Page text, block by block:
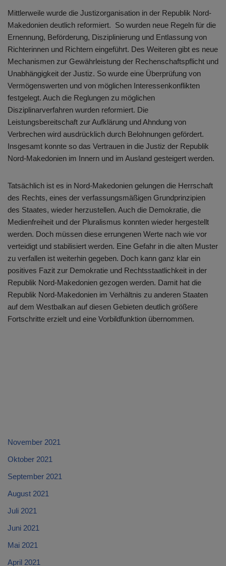
Mittlerweile wurde die Justizorganisation in der Republik Nord-
Makedonien deutlich reformiert. So wurden neue Regeln für die
Ernennung, Beförderung, Disziplinierung und Entlassung von
Richterinnen und Richtern eingeführt. Des Weiteren gibt es neue
Mechanismen zur Gewährleistung der Rechenschaftspflicht und
Unabhängigkeit der Justiz. So wurde eine Überprüfung von
Vermögenswerten und von möglichen Interessenkonflikten
festgelegt. Auch die Reglungen zu möglichen
Disziplinarverfahren wurden reformiert. Die
Leistungsbereitschaft zur Aufklärung und Ahndung von
Verbrechen wird ausdrücklich durch Belohnungen gefördert.
Insgesamt konnte so das Vertrauen in die Justiz der Republik
Nord-Makedonien im Innern und im Ausland gesteigert werden.
Tatsächlich ist es in Nord-Makedonien gelungen die Herrschaft
des Rechts, eines der verfassungsmäßigen Grundprinzipien
des Staates, wieder herzustellen. Auch die Demokratie, die
Medienfreiheit und der Pluralismus konnten wieder hergestellt
werden. Doch müssen diese errungenen Werte nach wie vor
verteidigt und stabilisiert werden. Eine Gefahr in die alten Muster
zu verfallen ist weiterhin gegeben. Doch kann ganz klar ein
positives Fazit zur Demokratie und Rechtsstaatlichkeit in der
Republik Nord-Makedonien gezogen werden. Damit hat die
Republik Nord-Makedonien im Verhältnis zu anderen Staaten
auf dem Westbalkan auf diesen Gebieten deutlich größere
Fortschritte erzielt und eine Vorbildfunktion übernommen.
November 2021
Oktober 2021
September 2021
August 2021
Juli 2021
Juni 2021
Mai 2021
April 2021